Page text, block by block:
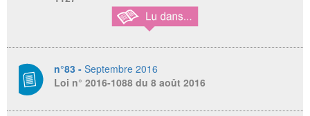
n°83 - Septembre 2016
Loi n° 2016-1088 du 8 août 2016